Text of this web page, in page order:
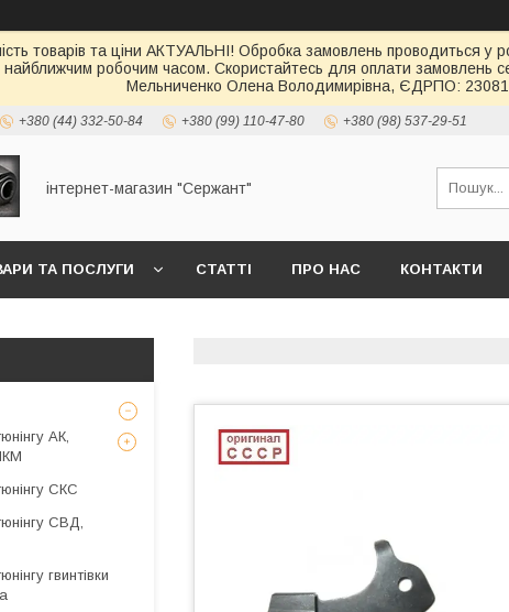
товарів та ціни АКТУАЛЬНІ! Обробка замовлень проводиться у
робочим часом. Скористайтесь для оплати замовлень
Мельниченко Олена Володимирівна, ЄДРПО:
+380 (44) 332-50-84 +380 (99) 110-47-80 +380 (98) 537-29-51
інтернет-магазин "Сержант"
ТА ПОСЛУГИ СТАТТІ ПРО НАС КОНТАКТИ
АК,
СКС
СВД,
гвинтівки